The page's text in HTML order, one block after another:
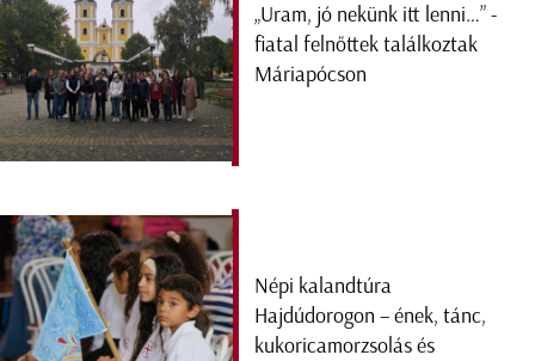
„Uram, jó nekünk itt lenni…” -
fiatal felnőttek találkoztak
Máriapócson
Népi kalandtúra
Hajdúdorogon – ének, tánc,
kukoricamorzsolás és